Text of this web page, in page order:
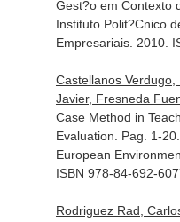
Gest?o em Contexto
Instituto Polit?Cnico
Empresariais. 2010.
Castellanos
Javier, Fresneda
Case Method in
Evaluation. Pag. 1-20.
European
ISBN 978-84-692-
Rodriguez Rad,